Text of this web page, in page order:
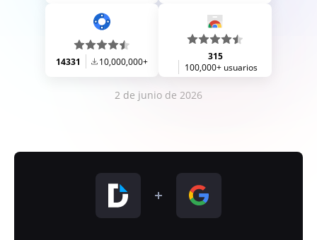
14331 10,000,000+
315
100,000+ usuarios
2 de junio de 2026